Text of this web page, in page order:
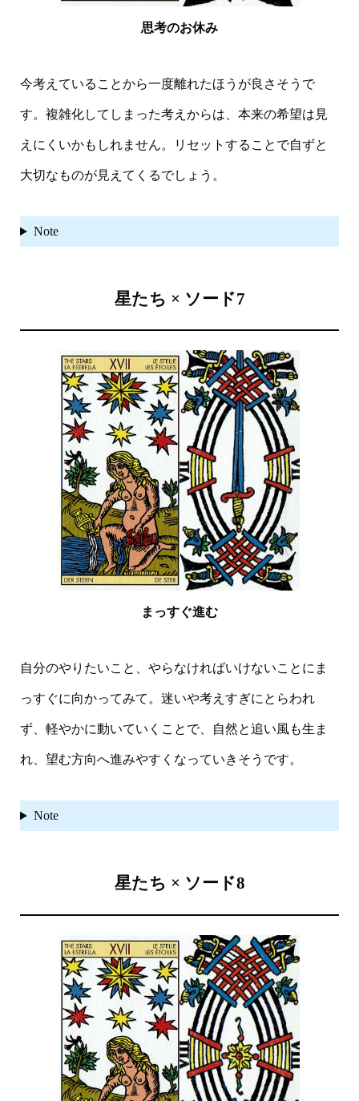
思考のお休み
今考えていることから一度離れたほうが良さそうで
す。複雑化してしまった考えからは、本来の希望は見
えにくいかもしれません。リセットすることで自ずと
大切なものが見えてくるでしょう。
Note
星たち × ソード7
まっすぐ進む
自分のやりたいこと、やらなければいけないことにま
っすぐに向かってみて。迷いや考えすぎにとらわれ
ず、軽やかに動いていくことで、自然と追い風も生ま
れ、望む方向へ進みやすくなっていきそうです。
Note
星たち × ソード8